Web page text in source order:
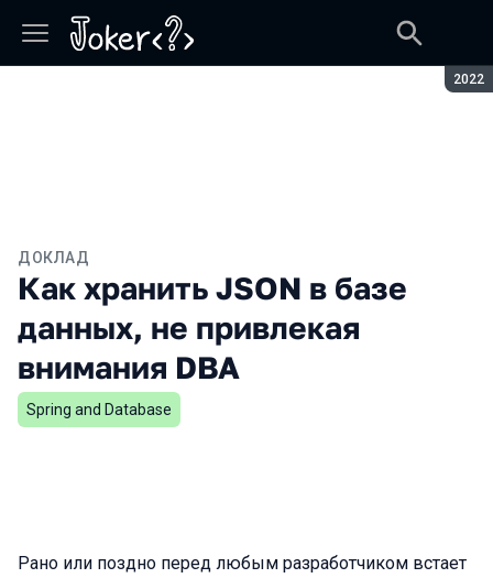
2022
ДОКЛАД
Как хранить JSON в базе
данных, не привлекая
внимания DBA
Spring and Database
Рано или поздно перед любым разработчиком встает